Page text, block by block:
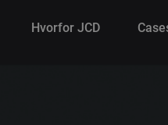
Hvorfor JCD